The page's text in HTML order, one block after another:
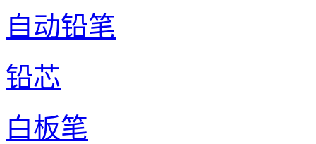
自动铅笔
铅芯
白板笔